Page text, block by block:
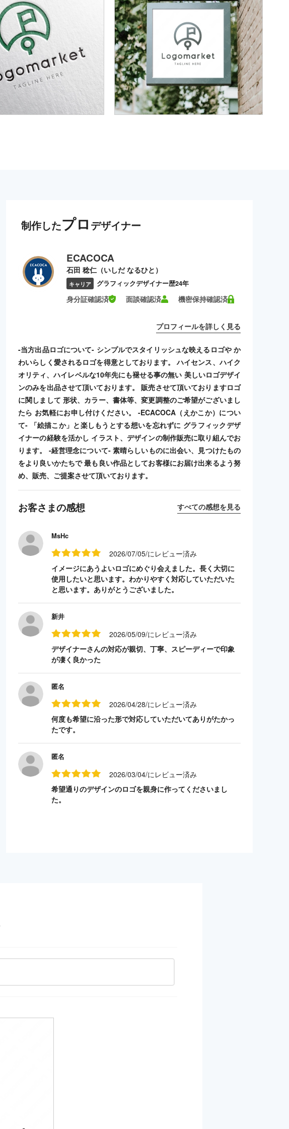
制作したプロ デザイナー
ECACOCA
石田 稔仁（いしだ なるひと）
キャリア グラフィックデザイナー歴24年
身分証確認済 面談確認済 機密保持確認済
プロフィールを詳しく見る
-当方出品ロゴについて- シンプルでスタイリッシュな映えるロゴや か
わいらしく愛されるロゴを得意としております。 ハイセンス、ハイク
オリティ、ハイレベルな10年先にも褪せる事の無い 美しいロゴデザイ
ンのみを出品させて頂いております。 販売させて頂いておりますロゴ
に関しまして 形状、カラー、書体等、変更調整のご希望がございまし
たら お気軽にお申し付けください。 -ECACOCA（えかこか）につい
て- 「絵描こか」と楽しもうとする想いを忘れずに グラフィックデザ
イナーの経験を活かし イラスト、デザインの制作販売に取り組んでお
ります。 -経営理念について- 素晴らしいものに出会い、見つけたもの
をより良いかたちで 最も良い作品としてお客様にお届け出来るよう努
め、販売、ご提案させて頂いております。
お客さまの感想 すべての感想を見る
MsHc
2026/07/05/にレビュー済み
イメージにあうよいロゴにめぐり会えました。長く大切に
使用したいと思います。わかりやすく対応していただいた
と思います。ありがとうございました。
新井
2026/05/09/にレビュー済み
デザイナーさんの対応が親切、丁寧、スピーディーで印象
が凄く良かった
匿名
2026/04/28/にレビュー済み
何度も希望に沿った形で対応していただいてありがたかっ
たです。
匿名
2026/03/04/にレビュー済み
希望通りのデザインのロゴを親身に作ってくださいまし
た。